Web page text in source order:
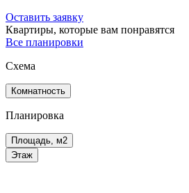
Оставить заявку
Квартиры, которые вам понравятся
Все планировки
Схема
Комнатность
Планировка
Площадь, м2
Этаж